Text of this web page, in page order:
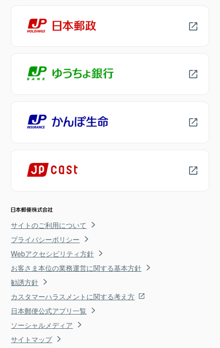
サイトのご利用について
プライバシーポリシー
Webアクセシビリティ方針
お客さま本位の業務運営に関する基本方針
勧誘方針
カスタマーハラスメントに関する考え方
日本郵便公式アプリ一覧
ソーシャルメディア
サイトマップ